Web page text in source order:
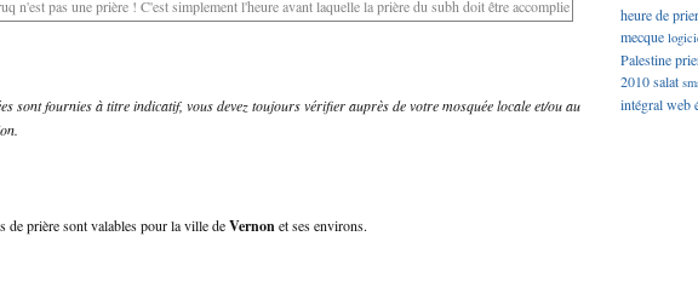
n'est pas une prière ! C'est simplement l'heure avant laquelle la prière du subh doit être accomplie
sont fournies à titre indicatif, vous devez toujours vérifier auprès de votre mosquée locale et/ou au
de prière sont valables pour la ville deVernonet ses environs.
heure de
mecque
Palestine
2010salat
intégralweb